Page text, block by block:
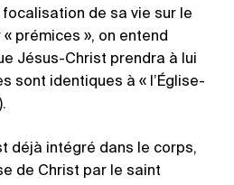
focalisation de sa vie sur le
prémices », on entend
Jésus-Christ prendra à lui
sont identiques à « l’Église-
).
déjà intégré dans le corps,
de Christ par le saint